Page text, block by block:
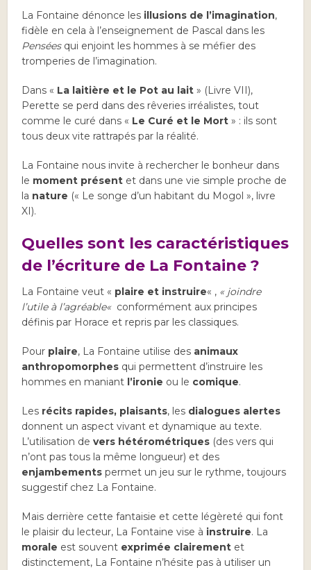
La Fontaine dénonce les illusions de l’imagination,
fidèle en cela à l’enseignement de Pascal dans les
Penséesqui enjoint les hommes à se méfier des
tromperies de l’imagination.
Dans « La laitière et le Pot au lait» (Livre VII),
Perette se perd dans des rêveries irréalistes, tout
comme le curé dans « Le Curé et le Mort» : ils sont
tous deux vite rattrapés par la réalité.
La Fontaine nous invite à rechercher le bonheur dans
le moment présent et dans une vie simple proche de
la nature (« Le songe d’un habitant du Mogol », livre
XI).
Quelles sont les caractéristiques
de l’écriture de La Fontaine ?
La Fontaine veut « plaire et instruire« , « joindre
l’utile à l’agréable« conformément aux principes
définis par Horace et repris par les classiques.
Pour plaire, La Fontaine utilise des animaux
anthropomorphes qui permettent d’instruire les
hommes en maniant l’ironie ou le comique.
Les récits rapides, plaisants, les dialogues alertes
donnent un aspect vivant et dynamique au texte.
L’utilisation devers hétérométriques (des vers qui
n’ont pas tous la même longueur) et des
enjambements permet un jeu sur le rythme, toujours
suggestif chez La Fontaine.
Mais derrière cette fantaisie et cette légèreté qui font
le plaisir du lecteur, La Fontaine vise à instruire. La
morale est souvent exprimée clairement et
distinctement, La Fontaine n’hésite pas à utiliser un